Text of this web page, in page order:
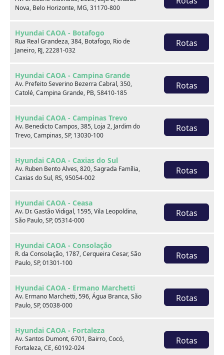
Nova, Belo Horizonte, MG, 31170-800
Hyundai CAOA - Botafogo
Rua Real Grandeza, 384, Botafogo, Rio de
Janeiro, RJ, 22281-032
Rotas
Hyundai CAOA - Campina Grande
Av. Prefeito Severino Bezerra Cabral, 350,
Catolé, Campina Grande, PB, 58410-185
Rotas
Hyundai CAOA - Campinas Trevo
Av. Benedicto Campos, 385, Loja 2, Jardim do
Trevo, Campinas, SP, 13030-100
Rotas
Hyundai CAOA - Caxias do Sul
Av. Ruben Bento Alves, 820, Sagrada Família,
Caxias do Sul, RS, 95054-002
Rotas
Hyundai CAOA - Ceasa
Av. Dr. Gastão Vidigal, 1595, Vila Leopoldina,
São Paulo, SP, 05314-000
Rotas
Hyundai CAOA - Consolação
R. da Consolação, 1787, Cerqueira Cesar, São
Paulo, SP, 01301-100
Rotas
Hyundai CAOA - Ermano Marchetti
Av. Ermano Marchetti, 596, Água Branca, São
Paulo, SP, 05038-000
Rotas
Hyundai CAOA - Fortaleza
Av. Santos Dumont, 6701, Bairro, Cocó,
Fortaleza, CE, 60192-024
Rotas
Consórcio
CAOA Changan | A21 - Tatuapé
CAOA Changan | A21 - Tatuapé
Rua Serra do Japi, 1275 Tatuapé, São Paulo, SP, 03309-
001